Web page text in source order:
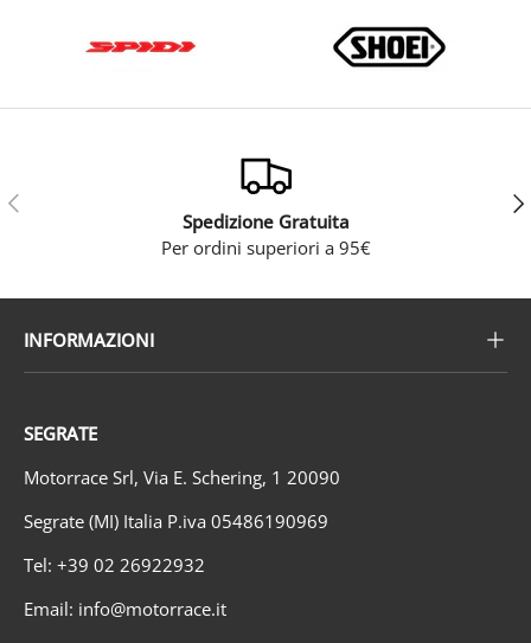
Indietro
Spedizione Gratuita
Per ordini superiori a 95€
INFORMAZIONI
SEGRATE
Motorrace Srl, Via E. Schering, 1 20090
Segrate (MI) Italia P.iva 05486190969
Tel: +39 02 26922932
Email: info@motorrace.it